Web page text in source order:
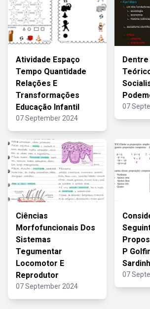
Atividade Espaço
Tempo Quantidade
Relações E
Transformações
Educação Infantil
07 September 2024
Dentre
07
Ciências
Morfofuncionais Dos
Sistemas
Tegumentar
Locomotor E
Reprodutor
07 September 2024
P
07